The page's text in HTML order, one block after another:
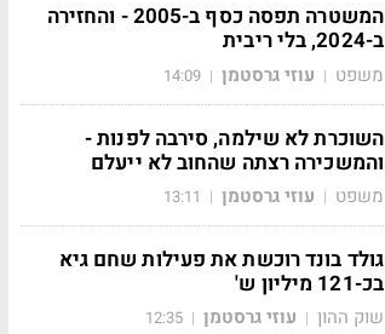
המשטרה תפסה כסף ב-2005 - והחזירה
ב-2024, בלי ריבית
משפט | עוזי גרסטמן |
14:09
השוכרת לא שילמה, סירבה לפנות -
והמשכירה רצתה שהחוב לא ייעלם
משפט | עוזי גרסטמן |
13:11
גולד בונד רוכשת את פעילות שחם גיא
בכ-121 מיליון ש'
שוק ההון | עוזי גרסטמן |
12:35